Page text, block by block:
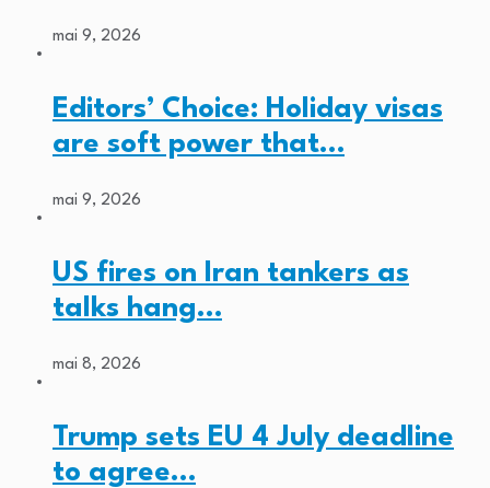
mai 9, 2026
Editors’ Choice: Holiday visas
are soft power that…
mai 9, 2026
US fires on Iran tankers as
talks hang…
mai 8, 2026
Trump sets EU 4 July deadline
to agree…